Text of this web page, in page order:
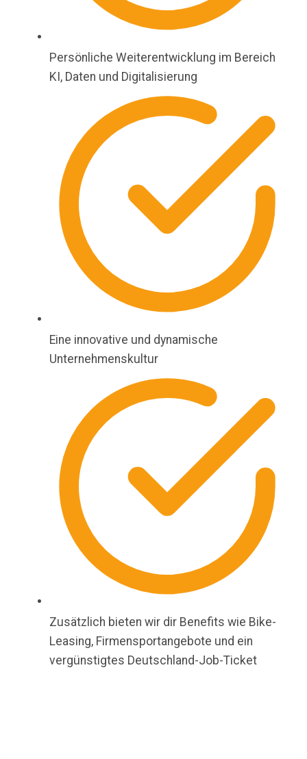
Persönliche Weiterentwicklung im Bereich
KI, Daten und Digitalisierung
Eine innovative und dynamische
Unternehmenskultur
Zusätzlich bieten wir dir Benefits wie Bike-
Leasing, Firmensportangebote und ein
vergünstigtes Deutschland-Job-Ticket